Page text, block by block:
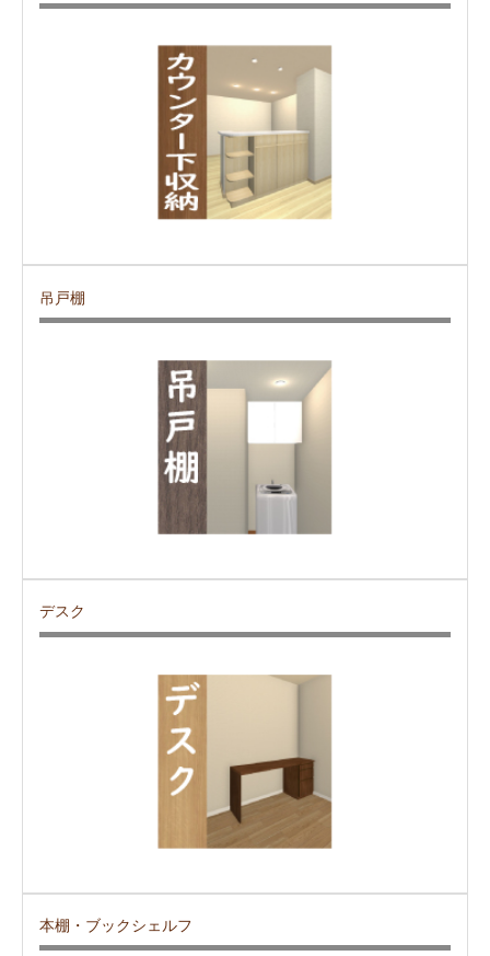
吊戸棚
デスク
本棚・ブックシェルフ